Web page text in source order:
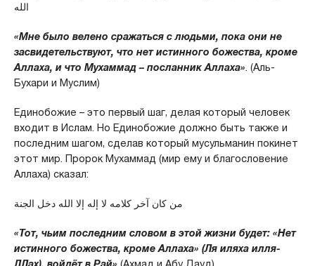
الله
«Мне было велено сражаться с людьми, пока они не
засвидетельствуют, что нет истинного божества, кроме
Аллаха, и что Мухаммад – посланник Аллаха». (Аль-
Бухари и Муслим)
Единобожие – это первый шаг, делая который человек
входит в Ислам. Но Единобожие должно быть также и
последним шагом, сделав который мусульманин покинет
этот мир. Пророк Мухаммад (мир ему и благословение
Аллаха) сказал:
من كان آخر كلامه لا إله إلا الله دخل الجنة
«Тот, чьим последним словом в этой жизни будет: «Нет
истинного божества, кроме Аллаха» (Ля иляха илля-